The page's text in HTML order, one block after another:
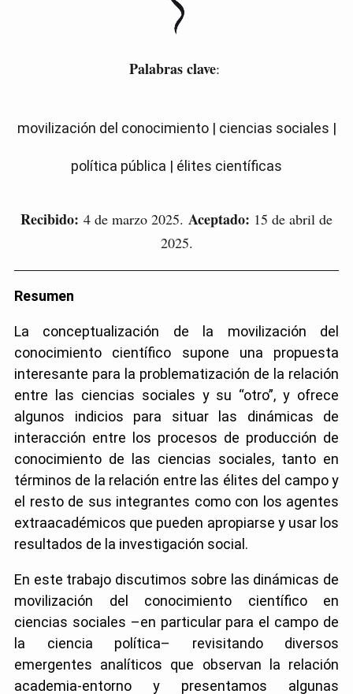
Palabras clave:
movilización del conocimiento | ciencias sociales |
política pública | élites científicas
Recibido: 4 de marzo 2025. Aceptado: 15 de abril de
2025.
Resumen
La conceptualización de la movilización del
conocimiento científico supone una propuesta
interesante para la problematización de la relación
entre las ciencias sociales y su “otro”, y ofrece
algunos indicios para situar las dinámicas de
interacción entre los procesos de producción de
conocimiento de las ciencias sociales, tanto en
términos de la relación entre las élites del campo y
el resto de sus integrantes como con los agentes
extraacadémicos que pueden apropiarse y usar los
resultados de la investigación social.
En este trabajo discutimos sobre las dinámicas de
movilización del conocimiento científico en
ciencias sociales –en particular para el campo de
la ciencia política– revisitando diversos
emergentes analíticos que observan la relación
academia-entorno y presentamos algunas